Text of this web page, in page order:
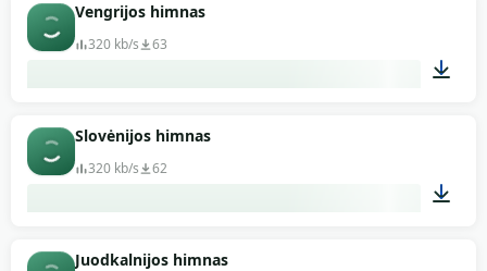
Vengrijos himnas
320 kb/s 63
Slovėnijos himnas
320 kb/s 62
Juodkalnijos himnas